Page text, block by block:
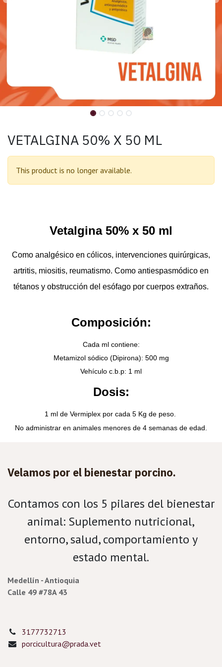
VETALGINA 50% X 50 ML
This product is no longer available.
Vetalgina 50% x 50 ml
Como analgésico en cólicos, intervenciones quirúrgicas,
artritis, miositis, reumatismo. Como antiespasmódico en
tétanos y obstrucción del esófago por cuerpos extraños.
Composición:
Cada ml contiene:
Metamizol sódico (Dipirona): 500 mg
Vehículo c.b.p: 1 ml
Dosis:
1 ml de Vermiplex por cada 5 Kg de peso.
No administrar en animales menores de 4 semanas de edad.
Velamos por el bienestar porcino.
Contamos con los 5 pilares del bienestar
animal: Suplemento nutricional,
entorno, salud, comportamiento y
estado mental.
Medellín - Antioquia
Calle 49 #78A 43
3177732713
porcicultura@prada.vet